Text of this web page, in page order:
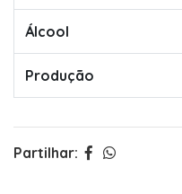
Álcool
Produção
Partilhar: